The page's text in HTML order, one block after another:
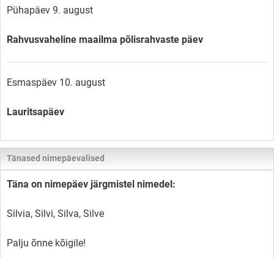
Pühapäev 9. august
Rahvusvaheline maailma põlisrahvaste päev
Esmaspäev 10. august
Lauritsapäev
Tänased nimepäevalised
Täna on nimepäev järgmistel nimedel:
Silvia, Silvi, Silva, Silve
Palju õnne kõigile!